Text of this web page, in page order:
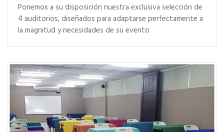
Ponemos a su disposición nuestra exclusiva selección de
4 auditorios, diseñados para adaptarse perfectamente a
la magnitud y necesidades de su evento